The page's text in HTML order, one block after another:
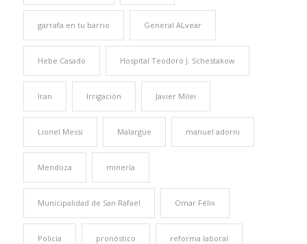
garrafa en tu barrio General ALvear
Hebe Casado Hospital Teodoro J. Schestakow
Iran Irrigación Javier Milei
Lionel Messi Malargüe manuel adorni
Mendoza minería
Municipalidad de San Rafael Omar Félix
Policía pronóstico reforma laboral